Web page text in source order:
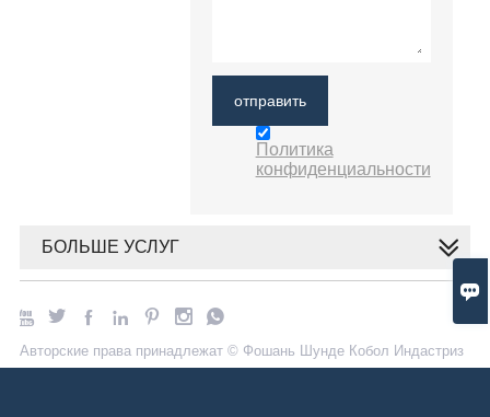

отправить
Политика
конфиденциальности
БОЛЬШЕ УСЛУГ
      
Авторские права принадлежат © Фошань Шунде Кобол Индастриз